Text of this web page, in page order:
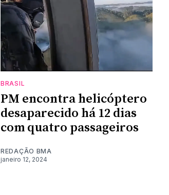
BRASIL
PM encontra helicóptero
desaparecido há 12 dias
com quatro passageiros
REDAÇÃO BMA
janeiro 12, 2024